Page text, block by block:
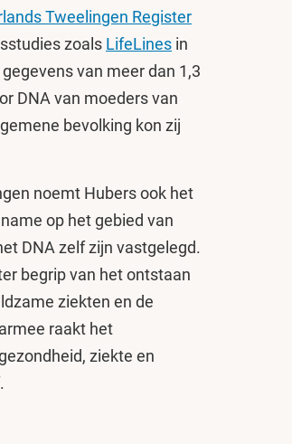
Tweelingen Register
zoals LifeLines in
van meer dan 1,3
DNA van moeders van
bevolking kon zij
noemt Hubers ook het
op het gebied van
DNA zelf zijn vastgelegd.
begrip van het ontstaan
ziekten en de
raakt het
ziekte en